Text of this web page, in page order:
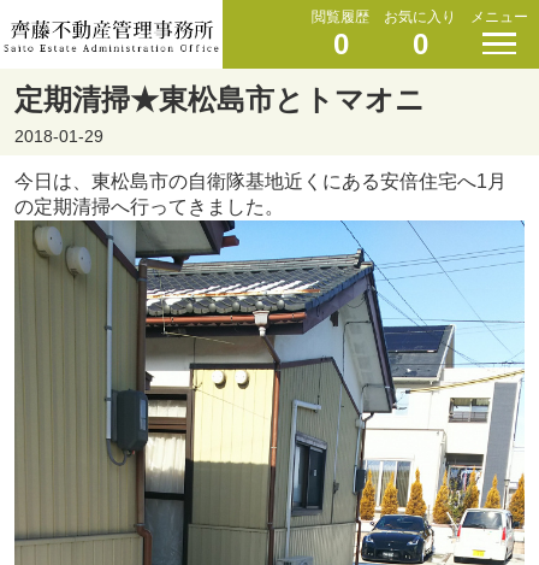
閲覧履歴
0
お気に入り
0
メニュー
定期清掃★東松島市とトマオニ
2018-01-29
今日は、東松島市の自衛隊基地近くにある安倍住宅へ1月
の定期清掃へ行ってきました。